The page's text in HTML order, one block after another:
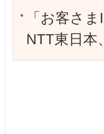
「お客さ
NTT東日本